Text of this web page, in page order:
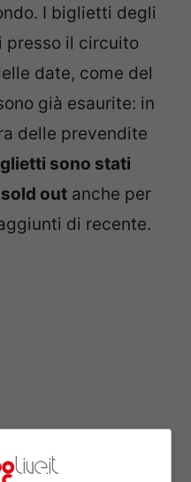
I biglietti degli
presso il circuito
date, come del
già esaurite: in
delle prevendite
sono stati
out anche per
di recente.